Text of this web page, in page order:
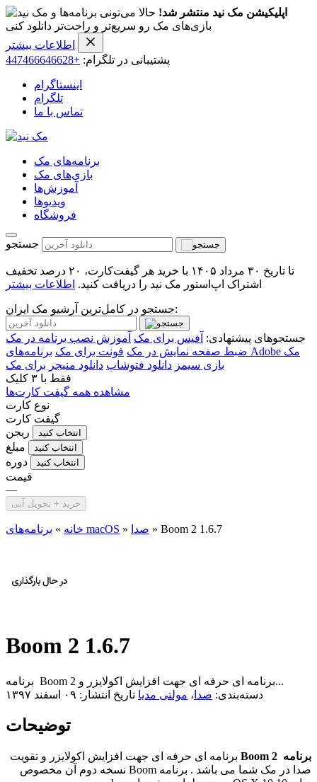
اپلیکیشن مک نید منتشر شد! حالا می‌تونی برنامه‌ها و
بازی‌های مک رو سریع‌تر و راحت‌تر دانلود کنی
اطلاعات بیشتر
پشتیبانی در تلگرام: +447466646628
اینستاگرام
تلگرام
تماس با ما
برنامه‌های مک
بازی‌های مک
آموزش‌ها
ویدیو‌ها
فروشگاه
جستجو
تا تاریخ ۳۰ مرداد ۱۴۰۵ با خرید هر گیفت‌کارت، ۲۰ درصد تخفیف
اشتراک اپ‌استور مک نید را دریافت کنید. اطلاعات بیشتر
جستجو در کامل‌ترین آرشیو مک ایران:
جستجوهای پیشنهادی: آفیس برای مک آموزش نصب برنامه در مک
ضبط صفحه نمایش در مک فونت برای مک
برنامه‌های Adobe مک
بازی سیمز دانلود فتوشاپ دانلود منیجر برای مک
فقط با ۳ کلیک
مشاهده همه گیفت کارت‌ها
نوع کارت
گیفت کارت
ریجن
انتخاب کنید
مبلغ انتخاب کنید
دوره انتخاب کنید
قیمت
—
خرید + تحویل آنی
خانه » برنامه‌های macOS » صدا » Boom 2 1.6.7
Boom 2 1.6.7
برنامه Boom 2 برنامه ای حرفه ای جهت افزایش اکولایزر و...
دسته‌بندی: صدا ، مولتی مدیا تاریخ انتشار: ۰۹ اسفند ۱۳۹۷
توضیحات
برنامه Boom 2
برنامه ای حرفه ای جهت افزایش اکولایزر و تقویت
صدا در مک شما می باشد . برنامه Boom نسخه دوم آن مخصوص